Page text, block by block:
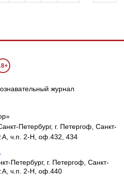
журнал
Петербург, г. Петергоф, Санкт-
ч.п. 2-Н, оф.432, 434
Петербург, г. Петергоф, Санкт-
ч.п. 2-Н, оф.440